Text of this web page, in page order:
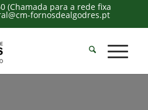
(Chamada para a rede fixa
fornosdealgodres.pt